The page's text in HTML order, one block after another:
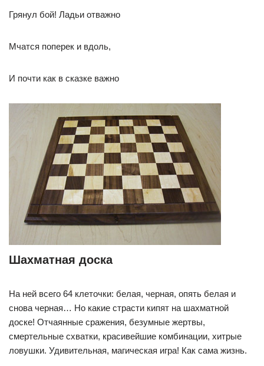
Грянул бой! Ладьи отважно
Мчатся поперек и вдоль,
И почти как в сказке важно
Шахматная доска
На ней всего 64 клеточки: белая, черная, опять белая и
снова черная… Но какие страсти кипят на шахматной
доске! Отчаянные сражения, безумные жертвы,
смертельные схватки, красивейшие комбинации, хитрые
ловушки. Удивительная, магическая игра! Как сама жизнь.